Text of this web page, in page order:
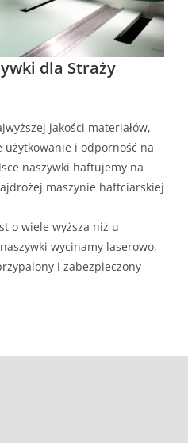
dla Straży
jakości materiałów,
użytkowanie i odporność na
naszywki haftujemy na
maszynie haftciarskiej
o wiele wyższa niż u
wycinamy laserowo,
i zabezpieczony